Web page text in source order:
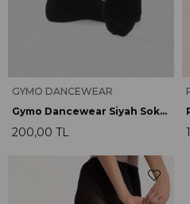
GYMO DANCEWEAR
Gymo Dancewear Siyah Soket Çorap
200,00 TL